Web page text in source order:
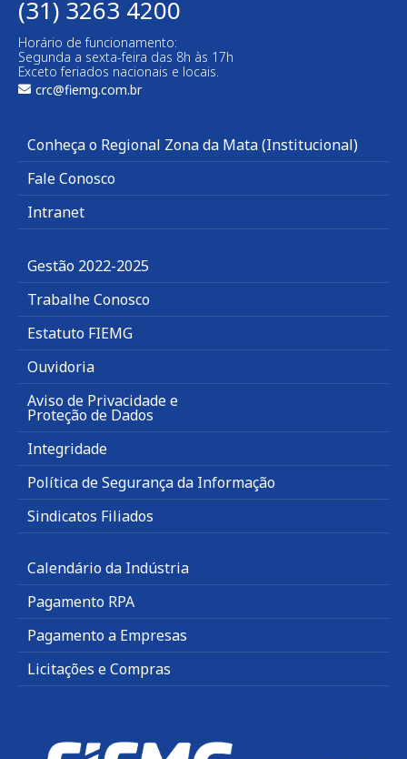
(31) 3263 4200
Horário de funcionamento:
Segunda a sexta-feira das 8h às 17h
Exceto feriados nacionais e locais.
crc@fiemg.com.br
Conheça o Regional Zona da Mata (Institucional)
Fale Conosco
Intranet
Gestão 2022-2025
Trabalhe Conosco
Estatuto FIEMG
Ouvidoria
Aviso de Privacidade e
Proteção de Dados
Integridade
Política de Segurança da Informação
Sindicatos Filiados
Calendário da Indústria
Pagamento RPA
Pagamento a Empresas
Licitações e Compras